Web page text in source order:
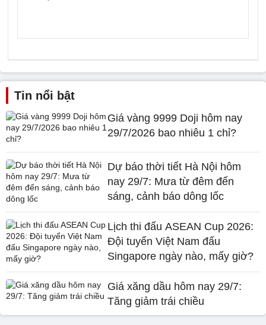
Tin nổi bật
Giá vàng 9999 Doji hôm nay
29/7/2026 bao nhiêu 1 chỉ?
Dự báo thời tiết Hà Nội hôm
nay 29/7: Mưa từ đêm đến
sáng, cảnh báo dông lốc
Lịch thi đấu ASEAN Cup 2026:
Đội tuyển Việt Nam đấu
Singapore ngày nào, mấy giờ?
Giá xăng dầu hôm nay 29/7:
Tăng giảm trái chiều